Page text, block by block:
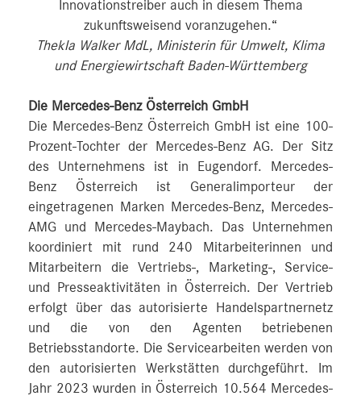
Innovationstreiber auch in diesem Thema
zukunftsweisend voranzugehen.“
Thekla Walker MdL, Ministerin für Umwelt, Klima
und Energiewirtschaft Baden-Württemberg
Die Mercedes-Benz Österreich GmbH
Die Mercedes-Benz Österreich GmbH ist eine 100-
Prozent-Tochter der Mercedes-Benz AG. Der Sitz
des Unternehmens ist in Eugendorf. Mercedes-
Benz Österreich ist Generalimporteur der
eingetragenen Marken Mercedes-Benz, Mercedes-
AMG und Mercedes-Maybach. Das Unternehmen
koordiniert mit rund 240 Mitarbeiterinnen und
Mitarbeitern die Vertriebs-, Marketing-, Service-
und Presseaktivitäten in Österreich. Der Vertrieb
erfolgt über das autorisierte Handelspartnernetz
und die von den Agenten betriebenen
Betriebsstandorte. Die Servicearbeiten werden von
den autorisierten Werkstätten durchgeführt. Im
Jahr 2023 wurden in Österreich 10.564 Mercedes-